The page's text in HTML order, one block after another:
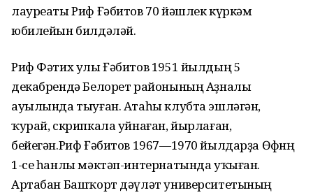
лауреаты Риф Ғәбитов 70 йәшлек күркәм
юбилейын билдәләй.
Риф Фәтих улы Ғәбитов 1951 йылдың 5
декабрендә Белорет районының Аҙналы
ауылында тыуған. Атаһы клубта эшләгән,
ҡурай, скрипкала уйнаған, йырлаған,
бейегән.Риф Ғәбитов 1967—1970 йылдарҙа Өфөнөң
1-се һанлы мәктәп-интернатында уҡыған.
Артабан Башҡорт дәүләт университетының